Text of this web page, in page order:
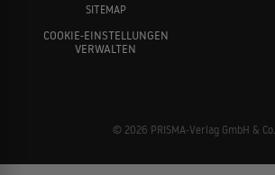
SITEMAP
COOKIE-EINSTELLUNGEN
VERWALTEN
© 2026 PRISMA-Verlag GmbH &